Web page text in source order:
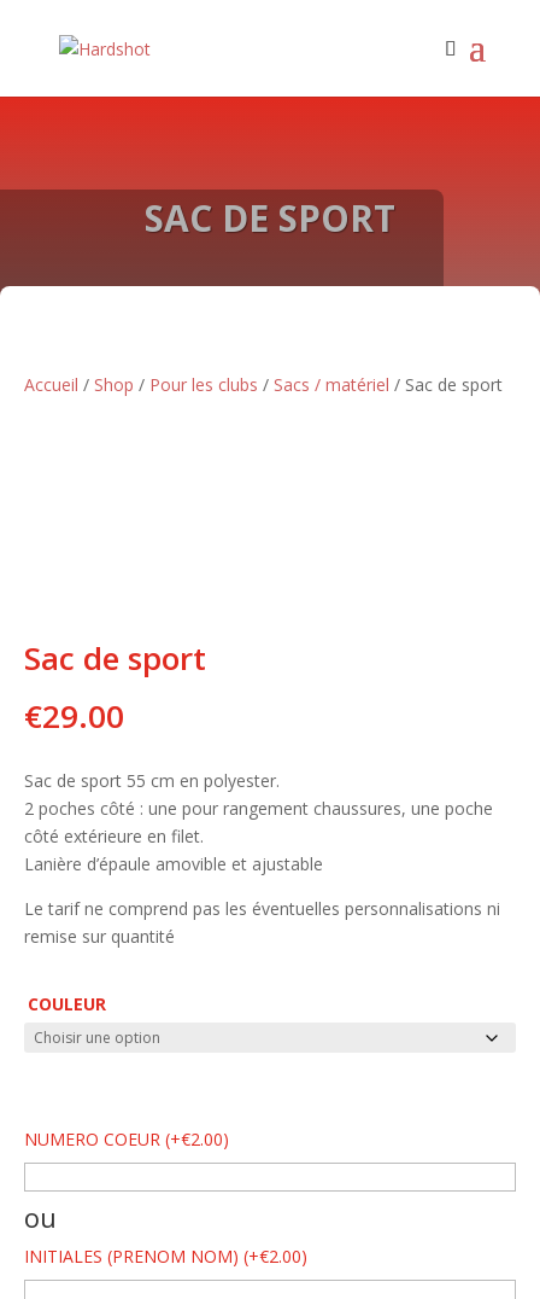
SAC DE SPORT
Accueil / Shop / Pour les clubs / Sacs / matériel / Sac de sport
Sac de sport
€29.00
Sac de sport 55 cm en polyester.
2 poches côté : une pour rangement chaussures, une poche
côté extérieure en filet.
Lanière d’épaule amovible et ajustable
Le tarif ne comprend pas les éventuelles personnalisations ni
remise sur quantité
COULEUR
NUMERO COEUR (+€2.00)
ou
INITIALES (PRENOM NOM) (+€2.00)